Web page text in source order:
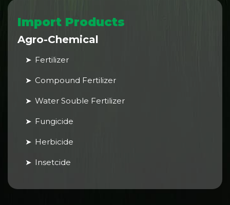
Import Products
Agro-Chemical
Fertilizer
Compound Fertilizer
Water Souble Fertilizer
Fungicide
Herbicide
Insetcide